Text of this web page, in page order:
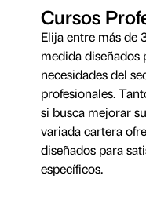
Cursos
Elija entre más de
medida diseñados
necesidades del
profesionales.
si busca mejorar
variada cartera
diseñados para
específicos.